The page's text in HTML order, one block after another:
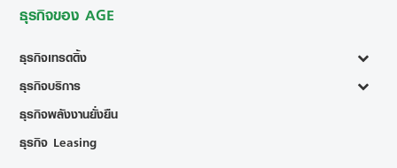
ธุรกิจของ AGE
ธุรกิจเทรดดิ้ง
ธุรกิจบริการ
ธุรกิจพลังงานยั่งยืน
ธุรกิจ Leasing